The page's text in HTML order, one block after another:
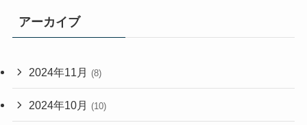
アーカイブ
2024年11月 (8)
2024年10月 (10)